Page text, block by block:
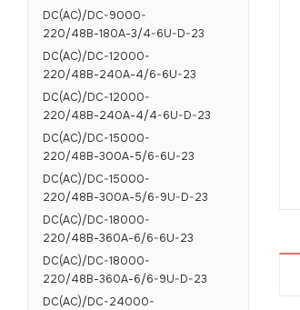
DC(AC)/DC-9000-
220/48В-180А-3/4-6U-D-23
DC(AC)/DC-12000-
220/48В-240А-4/6-6U-23
DC(AC)/DC-12000-
220/48В-240А-4/4-6U-D-23
DC(AC)/DC-15000-
220/48В-300А-5/6-6U-23
DC(AC)/DC-15000-
220/48В-300А-5/6-9U-D-23
DC(AC)/DC-18000-
220/48В-360А-6/6-6U-23
DC(AC)/DC-18000-
220/48В-360А-6/6-9U-D-23
DC(AC)/DC-24000-